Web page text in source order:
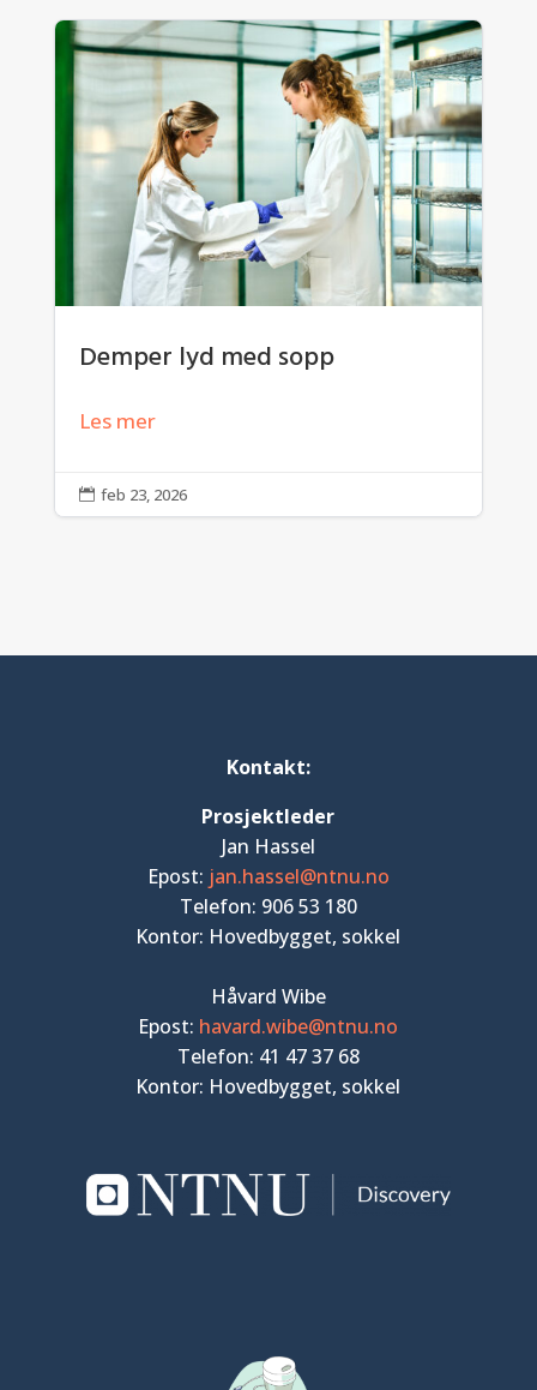
Demper lyd med sopp
Les mer
 feb 23, 2026
Kontakt:
Prosjektleder
Jan Hassel
Epost: jan.hassel@ntnu.no
Telefon: 906 53 180
Kontor: Hovedbygget, sokkel
Håvard Wibe
Epost: havard.wibe@ntnu.no
Telefon: 41 47 37 68
Kontor: Hovedbygget, sokkel